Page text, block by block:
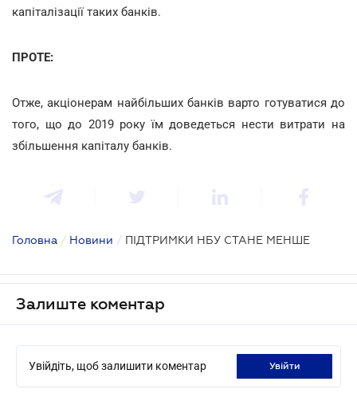
капіталізації таких банків.
ПРОТЕ:
Отже, акціонерам найбільших банків варто готуватися до
того, що до 2019 року їм доведеться нести витрати на
збільшення капіталу банків.
Головна / Новини / ПІДТРИМКИ НБУ СТАНЕ МЕНШЕ
Залиште коментар
Увійдіть, щоб залишити коментар увійти